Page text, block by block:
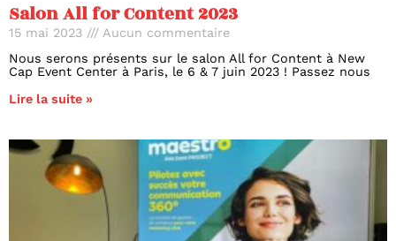
Salon All for Content 2023
15 mai 2023
Aucun commentaire
Nous serons présents sur le salon All for Content à New
Cap Event Center à Paris, le 6 & 7 juin 2023 ! Passez nous
Lire la suite »